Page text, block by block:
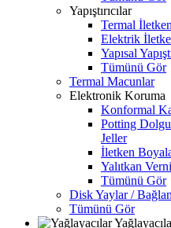
Yapıştırıcılar
Termal İletken
Elektrik
Yapısal
Tümünü Gör
Termal Macunlar
Elektronik Koruma
Konformal
Potting
Jeller
İletken
Yalıtkan
Tümünü Gör
Disk Yaylar /
Tümünü Gör